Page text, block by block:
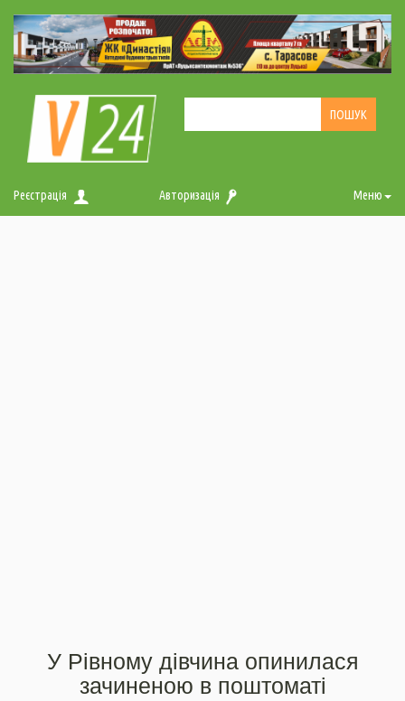
Реєстрація Авторизація Меню
У Рівному дівчина опинилася
зачиненою в поштоматі